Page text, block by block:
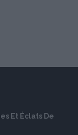
Et Éclats De